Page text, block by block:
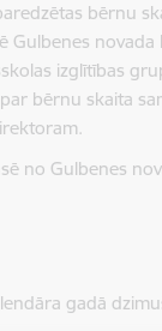
bērnu
Gulbenes novada
izglītības
bērnu skaita
no Gulbenes
gadā